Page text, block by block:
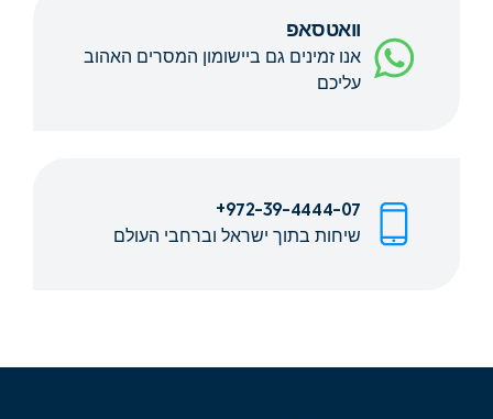
וואטסאפ
אנו זמינים גם ביישומון המסרים האהוב
עליכם
972-39-4444-07+
שיחות בתוך ישראל וברחבי העולם